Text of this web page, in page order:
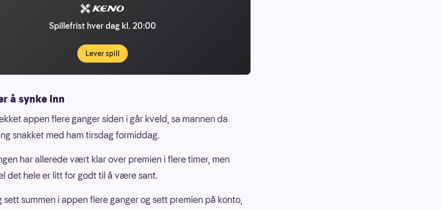
Spillefrist hver dag kl. 20:00
Lever spill
å synke inn
appen flere ganger siden i går kveld, sa mannen da
snakket med ham tirsdag formiddag.
har allerede vært klar over premien i flere timer, men
det hele er litt for godt til å være sant.
sett summen i appen flere ganger og sett premien på konto,